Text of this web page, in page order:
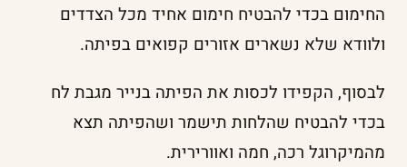
החימום בכדי להבטיח חימום אחיד מכל הצדדים
ולוודא שלא נשארים אזורים קפואים בפיתה.
לבסוף, הקפידו לכסות את הפיתה בנייר מגבת לח
בכדי להבטיח שהלחות תישמר ושהפיתה תצא
מהמיקרוגל רכה, חמה ואוורירית.